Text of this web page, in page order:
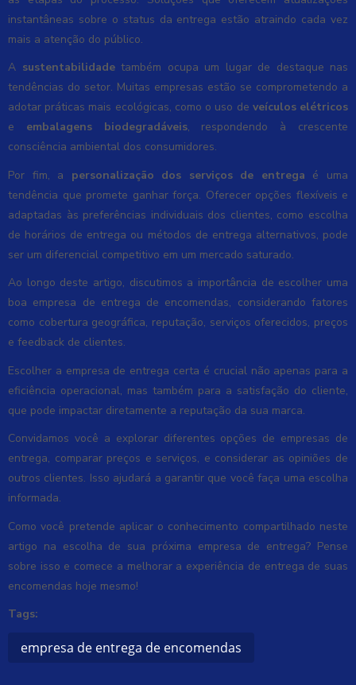
instantâneas sobre o status da entrega estão atraindo cada vez
mais a atenção do público.
A sustentabilidadetambém ocupa um lugar de destaque nas
tendências do setor. Muitas empresas estão se comprometendo a
adotar práticas mais ecológicas, como o uso de veículos elétricos
e embalagens biodegradáveis, respondendo à crescente
consciência ambiental dos consumidores.
Por fim, a personalização dos serviços de entrega é uma
tendência que promete ganhar força. Oferecer opções flexíveis e
adaptadas às preferências individuais dos clientes, como escolha
de horários de entrega ou métodos de entrega alternativos, pode
ser um diferencial competitivo em um mercado saturado.
Ao longo deste artigo, discutimos a importância de escolher uma
boa empresa de entrega de encomendas, considerando fatores
como cobertura geográfica, reputação, serviços oferecidos, preços
e feedback de clientes.
Escolher a empresa de entrega certa é crucial não apenas para a
eficiência operacional, mas também para a satisfação do cliente,
que pode impactar diretamente a reputação da sua marca.
Convidamos você a explorar diferentes opções de empresas de
entrega, comparar preços e serviços, e considerar as opiniões de
outros clientes. Isso ajudará a garantir que você faça uma escolha
informada.
Como você pretende aplicar o conhecimento compartilhado neste
artigo na escolha de sua próxima empresa de entrega? Pense
sobre isso e comece a melhorar a experiência de entrega de suas
encomendas hoje mesmo!
Tags:
empresa de entrega de encomendas